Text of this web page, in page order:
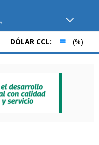
ver clima
/ Máx
CCL: (%)